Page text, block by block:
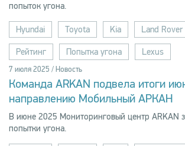
попыток угона.
Hyundai Toyota Kia Land Rover
Рейтинг Попытка угона Lexus
7 июля 2025 / Новость
Команда ARKAN подвела итоги
направлению Мобильный АРКАН
В июне 2025 Мониторинговый центр ARKAN
попытки угона.